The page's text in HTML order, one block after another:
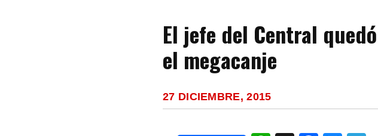
El jefe del Central
el megacanje
27 DICIEMBRE, 2015